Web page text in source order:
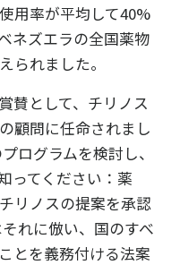
用率が平均して40%
ネズエラの全国薬物
られました。
賛として、チリノス
顧問に任命されまし
ログラムを検討し、
ってください：薬
リノスの提案を承認
れに倣い、国のすべ
とを義務付ける法案